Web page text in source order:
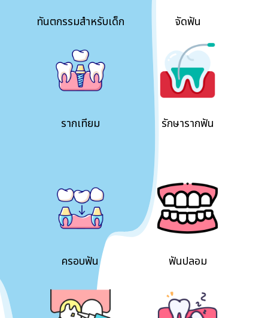
ทันตกรรมสำหรับเด็ก จัดฟัน
รากเทียม รักษารากฟัน
ครอบฟัน ฟันปลอม